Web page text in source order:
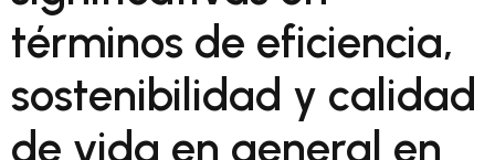
términos de eficiencia,
sostenibilidad y calidad
de vida en general en